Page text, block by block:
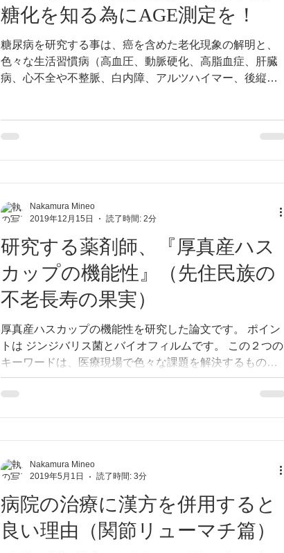
糖化を知る為にAGE測定を！
糖尿病を研究する事は、癌を含めた老化現象の解明と、
色々な生活習慣病（高血圧、動脈硬化、高脂血症、肝臓
病、心不全や不整脈、白内障、アルツハイマー、後縦靱
研究する薬剤師、『厚真産ハス
カップの機能性』（先住民族の
不老長寿の果実）
厚真産ハスカップの機能性を研究した論文です。 ポイン
トは ジンジバリス菌とバイオフィルムです。 この２つの
キーワードは、医療現場で色々な課題を解決するもので
す。 予防医学、臨床現場、介護など 研究する臨床薬剤
師。東洋医学、漢方の知恵と現代医学の知識を融合した
Nakamura Mineo
2019年12月15日
読了時間: 2分
病院の治療に漢方を併用すると
良い理由（関節リューマチ篇）
Nakamura Mineo
2019年5月1日
読了時間: 3分